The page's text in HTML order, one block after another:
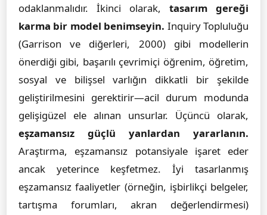
odaklanmalıdır. İkinci olarak, tasarım gereği
karma bir model benimseyin. Inquiry Topluluğu
(Garrison ve diğerleri, 2000) gibi modellerin
önerdiği gibi, başarılı çevrimiçi öğrenim, öğretim,
sosyal ve bilişsel varlığın dikkatli bir şekilde
geliştirilmesini gerektirir—acil durum modunda
gelişigüzel ele alınan unsurlar. Üçüncü olarak,
eşzamansız güçlü yanlardan yararlanın.
Araştırma, eşzamansız potansiyale işaret eder
ancak yeterince keşfetmez. İyi tasarlanmış
eşzamansız faaliyetler (örneğin, işbirlikçi belgeler,
tartışma forumları, akran değerlendirmesi)